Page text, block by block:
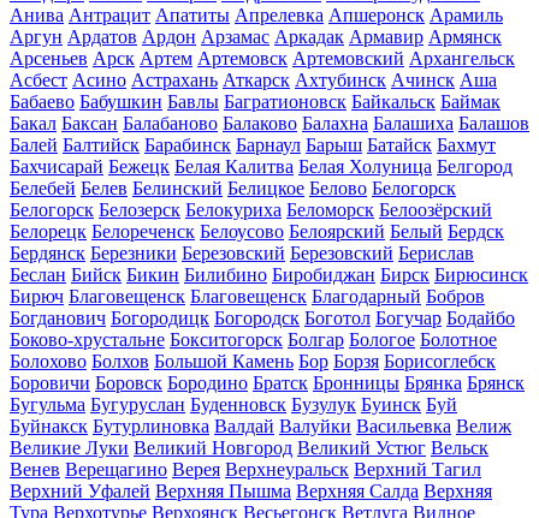
Анива Антрацит Апатиты Апрелевка Апшеронск Арамиль
Аргун Ардатов Ардон Арзамас Аркадак Армавир Армянск
Арсеньев Арск Артем Артемовск Артемовский Архангельск
Асбест Асино Астрахань Аткарск Ахтубинск Ачинск Аша
Бабаево Бабушкин Бавлы Багратионовск Байкальск Баймак
Бакал Баксан Балабаново Балаково Балахна Балашиха Балашов
Балей Балтийск Барабинск Барнаул Барыш Батайск Бахмут
Бахчисарай Бежецк Белая Калитва Белая Холуница Белгород
Белебей Белев Белинский Белицкое Белово Белогорск
Белогорск Белозерск Белокуриха Беломорск Белоозёрский
Белорецк Белореченск Белоусово Белоярский Белый Бердск
Бердянск Березники Березовский Березовский Берислав
Беслан Бийск Бикин Билибино Биробиджан Бирск Бирюсинск
Бирюч Благовещенск Благовещенск Благодарный Бобров
Богданович Богородицк Богородск Боготол Богучар Бодайбо
Боково-хрустальне Бокситогорск Болгар Бологое Болотное
Болохово Болхов Большой Камень Бор Борзя Борисоглебск
Боровичи Боровск Бородино Братск Бронницы Брянка Брянск
Бугульма Бугуруслан Буденновск Бузулук Буинск Буй
Буйнакск Бутурлиновка Валдай Валуйки Васильевка Велиж
Великие Луки Великий Новгород Великий Устюг Вельск
Венев Верещагино Верея Верхнеуральск Верхний Тагил
Верхний Уфалей Верхняя Пышма Верхняя Салда Верхняя
Тура Верхотурье Верхоянск Весьегонск Ветлуга Видное